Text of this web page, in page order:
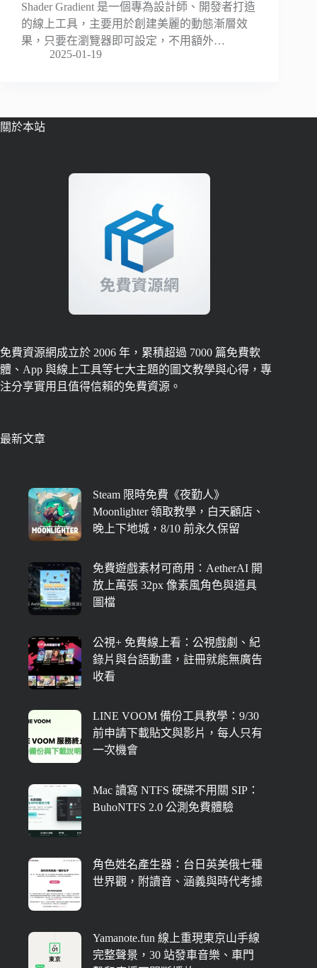
Shader Gradient 是一個專為設計師、開發者打造
的線上工具，主要用於創建美麗的動態漸層效
果，只要在瀏覽器即可設定，不用額外…
2025-01-19
關於本站
免費資源網成立於 2006 年，累積超過 7000 篇免費軟
體、App 與線上工具等七大主題的圖文教學與心得，專
注分享實用且值得信賴的免費資源。
最新文章
Steam 限時免費《夜勤人》
Moonlighter 領取教學，白天顧店、
晚上下地城，8/10 前永久保留
免費遊戲素材可商用：AetherAI 開
放上萬張 32px 像素風角色與道具
圖檔
公視+ 免費線上看：公視戲劇、紀
錄片與台語動畫，註冊就能無廣告
收看
LINE VOOM 備份工具教學：9/30
前申請下載貼文與影片，每人只有
一次機會
Mac 讀寫 NTFS 硬碟不用關 SIP：
BuhoNTFS 2.0 公測免費體驗
角色姓名產生器：台日英美俄七種
世界觀，附讀音、涵義與時代考據
Yamanote.fun 線上重現東京山手線
完整聲景，30 站發車音樂、車門